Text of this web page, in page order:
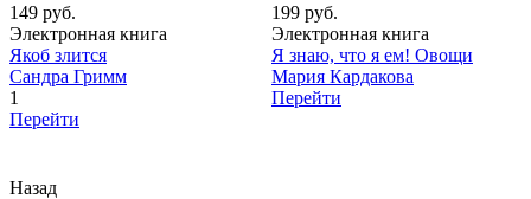
149 руб.
Электронная книга
Якоб злится
Сандра Гримм
1
Перейти
199 руб.
Электронная книга
Я знаю, что я ем! Овощи
Мария Кардакова
Перейти
Назад